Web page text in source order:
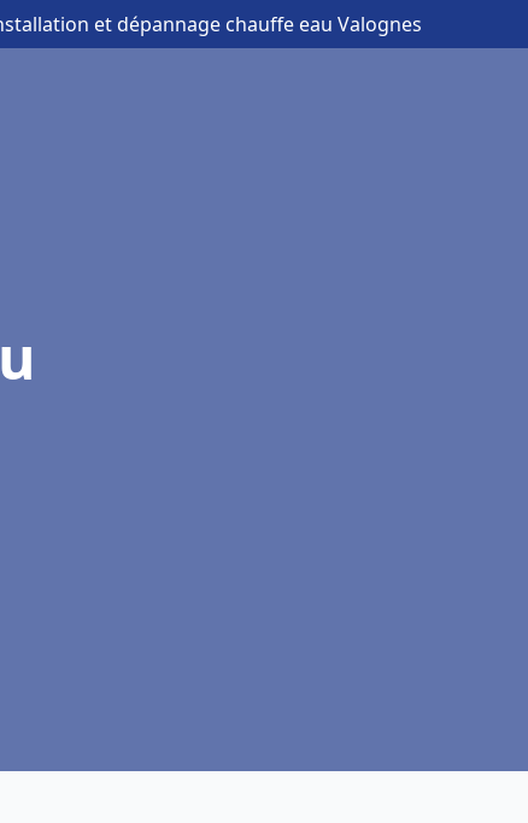
et dépannage chauffe eau Valognes